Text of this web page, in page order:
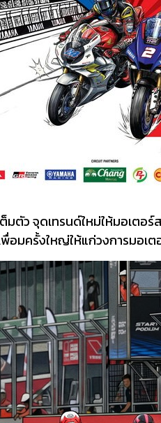
มตัว จุดเทรนด์ใหม่ให้มอเต
พื่อมครั้งใหญ่ให้แก่วงการมอเ